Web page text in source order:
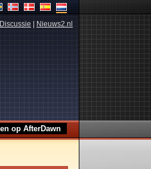
Discussie Nieuws2.nl